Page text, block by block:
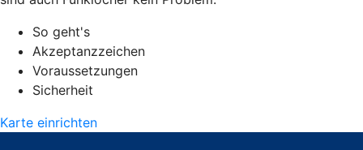
So geht's
Akzeptanzzeichen
Voraussetzungen
Sicherheit
Karte einrichten